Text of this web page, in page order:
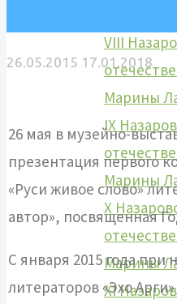
VIII
Марины
IX
Марины
X
Марины
XI
26.05.2015 17.01.2018
26 мая в музейно-
презентация первого
«Руси живое слово»
автор», посвященная
С января 2015 года при
литераторов «Эхо